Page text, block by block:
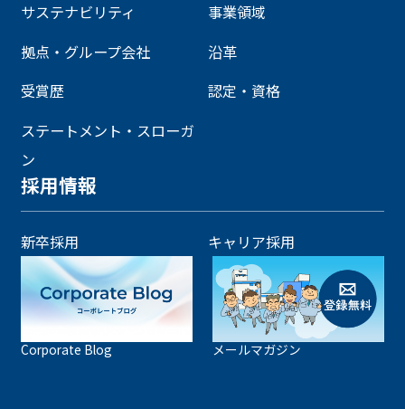
サステナビリティ
事業領域
拠点・グループ会社
沿革
受賞歴
認定・資格
ステートメント・スローガ
ン
採用情報
新卒採用 キャリア採用
Corporate Blog メールマガジン